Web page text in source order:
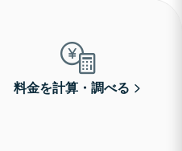
料金を計算・調べる